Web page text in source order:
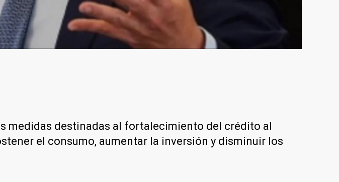
medidas destinadas al fortalecimiento del crédito al
el consumo, aumentar la inversión y disminuir los